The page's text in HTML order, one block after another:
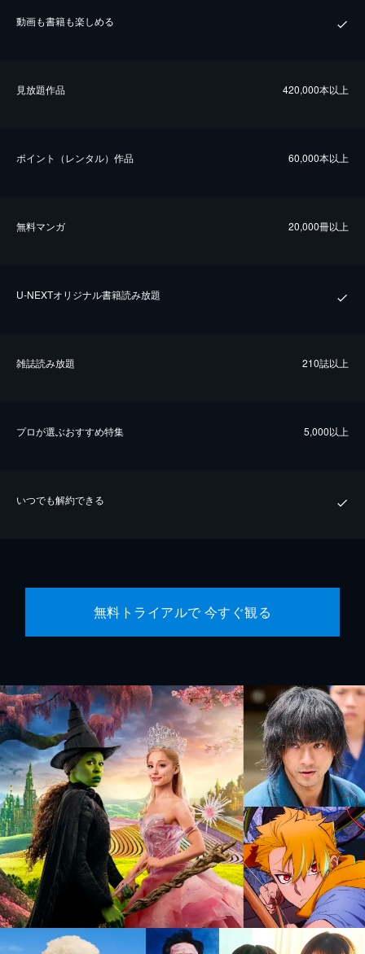
動画も書籍も楽しめる
⾒放題作品 420,000本以上
ポイント（レンタル）作品 60,000本以上
無料マンガ 20,000冊以上
U-NEXTオリジナル書籍読み放題
雑誌読み放題 210誌以上
プロが選ぶおすすめ特集 5,000以上
いつでも解約できる
無料トライアルで 今すぐ観る